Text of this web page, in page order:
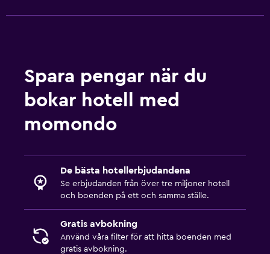
Spara pengar när du
bokar hotell med
momondo
De bästa hotellerbjudandena
Se erbjudanden från över tre miljoner hotell
och boenden på ett och samma ställe.
Gratis avbokning
Använd våra filter för att hitta boenden med
gratis avbokning.